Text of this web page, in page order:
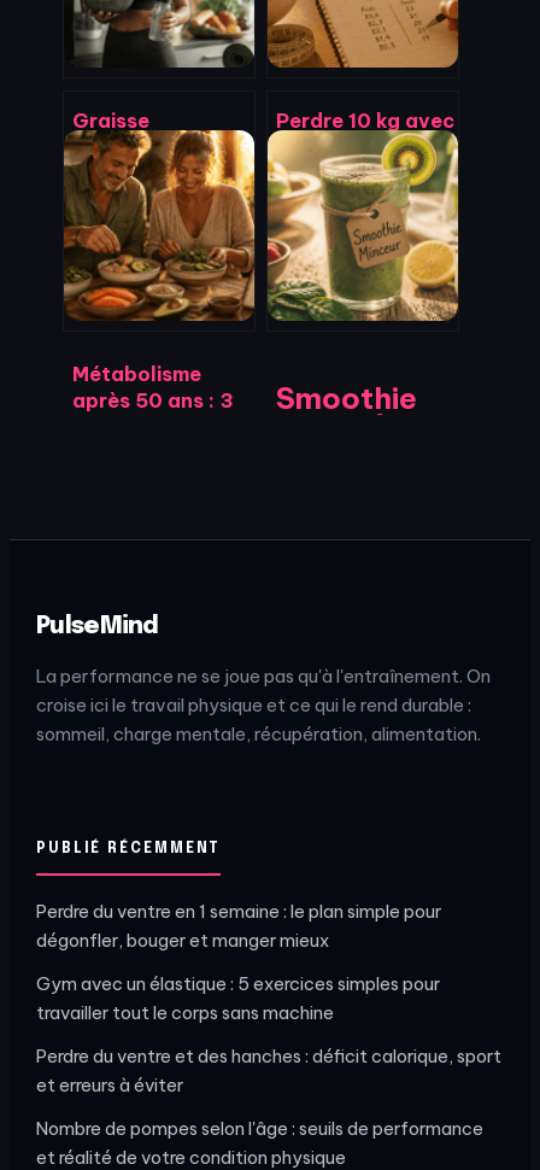
Graisse
abdominale :
pourquoi le cardio
intensif bloque
vos résultats et
comment agir
Perdre 10 kg avec
Weight Watchers
: le calendrier
réaliste pour une
transformation
durable
Métabolisme
après 50 ans : 3
Smoothie
perte de
astuces
PulseMind
La performance ne se joue pas qu'à l'entraînement. On
croise ici le travail physique et ce qui le rend durable :
sommeil, charge mentale, récupération, alimentation.
PUBLIÉ RÉCEMMENT
Perdre du ventre en 1 semaine : le plan simple pour
dégonfler, bouger et manger mieux
Gym avec un élastique : 5 exercices simples pour
travailler tout le corps sans machine
Perdre du ventre et des hanches : déficit calorique, sport
et erreurs à éviter
Nombre de pompes selon l'âge : seuils de performance
et réalité de votre condition physique